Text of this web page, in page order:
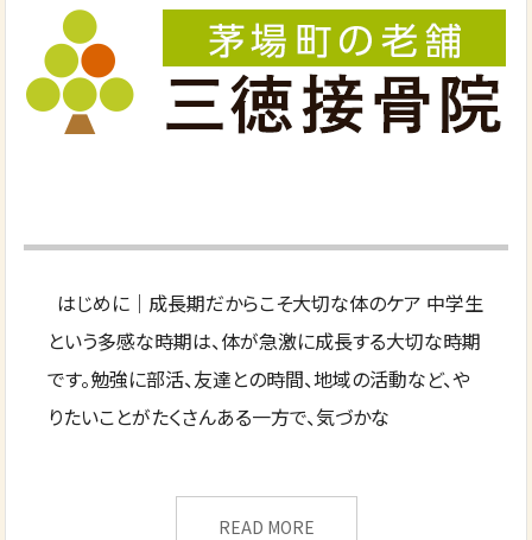
はじめに｜成長期だからこそ大切な体のケア 中学生
という多感な時期は、体が急激に成長する大切な時期
です。勉強に部活、友達との時間、地域の活動など、や
りたいことがたくさんある一方で、気づかな
READ MORE